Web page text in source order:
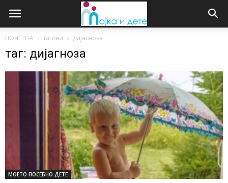
ПОЧЕТНА тагови дијагноза
таг: дијагноза
МОЕТО ПОСЕБНО ДЕТЕ